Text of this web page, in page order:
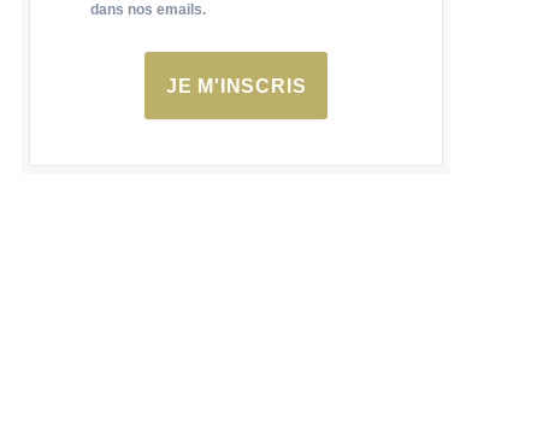
dans nos emails.
JE M'INSCRIS